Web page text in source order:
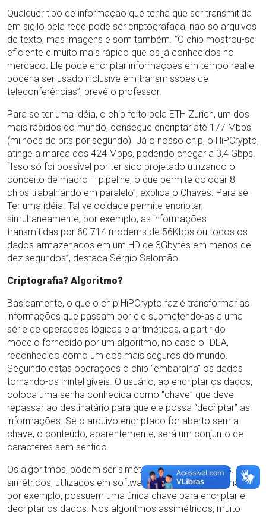
Qualquer tipo de informação que tenha que ser transmitida
em sigilo pela rede pode ser criptografada, não só arquivos
de texto, mas imagens e som também. “O chip mostrou-se
eficiente e muito mais rápido que os já conhecidos no
mercado. Ele pode encriptar informações em tempo real e
poderia ser usado inclusive em transmissões de
teleconferências”, prevê o professor.
Para se ter uma idéia, o chip feito pela ETH Zurich, um dos
mais rápidos do mundo, consegue encriptar até 177 Mbps
(milhões de bits por segundo). Já o nosso chip, o HiPCrypto,
atinge a marca dos 424 Mbps, podendo chegar a 3,4 Gbps.
“Isso só foi possível por ter sido projetado utilizando o
conceito de macro – pipeline, o que permite colocar 8
chips trabalhando em paralelo”, explica o Chaves. Para se
Ter uma idéia. Tal velocidade permite encriptar,
simultaneamente, por exemplo, as informações
transmitidas por 60 714 modems de 56Kbps ou todos os
dados armazenados em um HD de 3Gbytes em menos de
dez segundos”, destaca Sérgio Salomão.
Criptografia? Algoritmo?
Basicamente, o que o chip HiPCrypto faz é transformar as
informações que passam por ele submetendo-as a uma
série de operações lógicas e aritméticas, a partir do
modelo fornecido por um algoritmo, no caso o IDEA,
reconhecido como um dos mais seguros do mundo.
Seguindo estas operações o chip “embaralha” os dados
tornando-os ininteligíveis. O usuário, ao encriptar os dados,
coloca uma senha conhecida como “chave” que deve
repassar ao destinatário para que ele possa “decriptar” as
informações. Se o arquivo encriptado for aberto sem a
chave, o conteúdo, aparentemente, será um conjunto de
caracteres sem sentido.
Os algoritmos, podem ser simétricos ou assimétricos. Os
simétricos, utilizados em softwares para encriptar e-mails,
por exemplo, possuem uma única chave para encriptar e
decriptar os dados. Nos algoritmos assimétricos, muito